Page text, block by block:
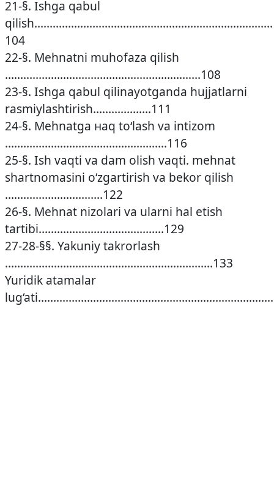
21-§. Ishga qabul
qilish……………………………………………………………………
104
22-§. Mehnatni muhofaza qilish
……………………………………………………….108
23-§. Ishga qabul qilinayotganda hujjatlarni
rasmiylashtirish……………….111
24-§. Mehnatga наq to‘lash va intizom
……………………………………………..116
25-§. Ish vaqti va dam olish vaqti. mehnat
shartnomasini o‘zgartirish va bekor qilish
…………………………..122
26-§. Mehnat nizolari va ularni hal etish
tartibi…………………………………..129
27-28-§§. Yakuniy takrorlash
…………………………………………………………..133
Yuridik atamalar